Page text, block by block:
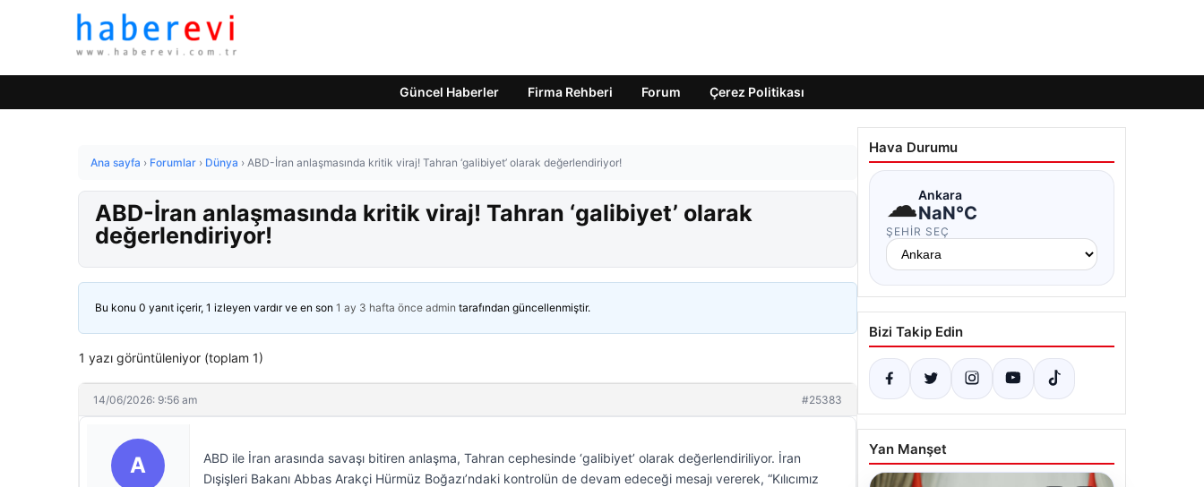
Güncel Haberler Firma Rehberi Forum Çerez Politikası
Ana sayfa › Forumlar › Dünya › ABD-İran anlaşmasında kritik viraj! Tahran ‘galibiyet’ olarak değerlendiriyor!
ABD-İran anlaşmasında kritik viraj! Tahran ‘galibiyet’ olarak
değerlendiriyor!
Bu konu 0 yanıt içerir, 1 izleyen vardır ve en son 1 ay 3 hafta önce admin tarafından güncellenmiştir.
1 yazı görüntüleniyor (toplam 1)
14/06/2026: 9:56 am #25383
A
ABD ile İran arasında savaşı bitiren anlaşma, Tahran cephesinde ‘galibiyet’ olarak değerlendiriliyor. İran
Dışişleri Bakanı Abbas Arakçi Hürmüz Boğazı’ndaki kontrolün de devam edeceği mesajı vererek, “Kılıcımız
Hava Durumu
☁Ankara
NaN°C
ŞEHIR SEÇ
Bizi Takip Edin
Yan Manşet